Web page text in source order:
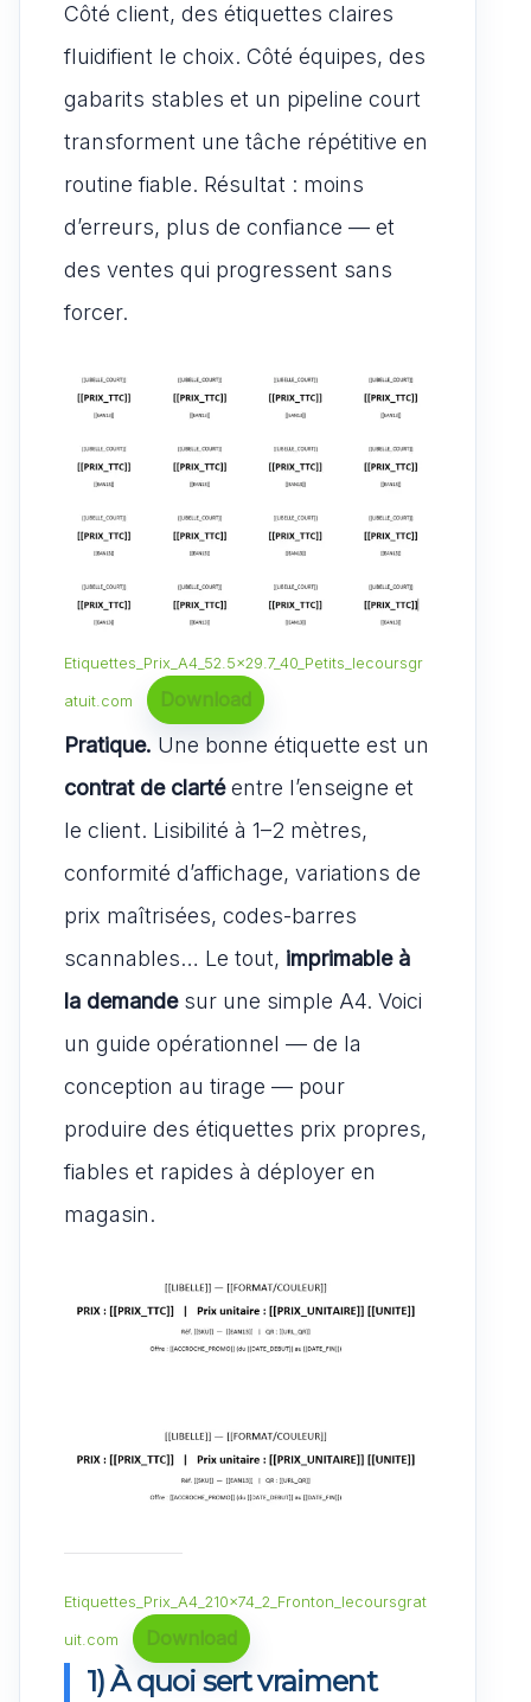
Côté client, des étiquettes claires
fluidifient le choix. Côté équipes, des
gabarits stables et un pipeline court
transforment une tâche répétitive en
routine fiable. Résultat : moins
d’erreurs, plus de confiance — et
des ventes qui progressent sans
forcer.
Etiquettes_Prix_A4_52.5×29.7_40_Petits_lecoursgr
atuit.com Download
Pratique. Une bonne étiquette est un
contrat de clartéentre l’enseigne et
le client. Lisibilité à 1–2 mètres,
conformité d’affichage, variations de
prix maîtrisées, codes-barres
scannables… Le tout, imprimable à
la demandesur une simple A4. Voici
un guide opérationnel — de la
conception au tirage — pour
produire des étiquettes prix propres,
fiables et rapides à déployer en
magasin.
Etiquettes_Prix_A4_210x74_2_Fronton_lecoursgrat
uit.com Download
1) À quoi sert vraiment